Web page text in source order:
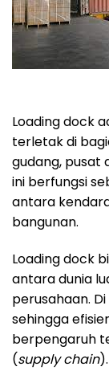
Loading dock
terletak di
gudang, pusat
ini berfungsi
antara
bangunan.
Loading dock
antara dunia
perusahaan.
sehingga
berpengaruh
(supply chain).